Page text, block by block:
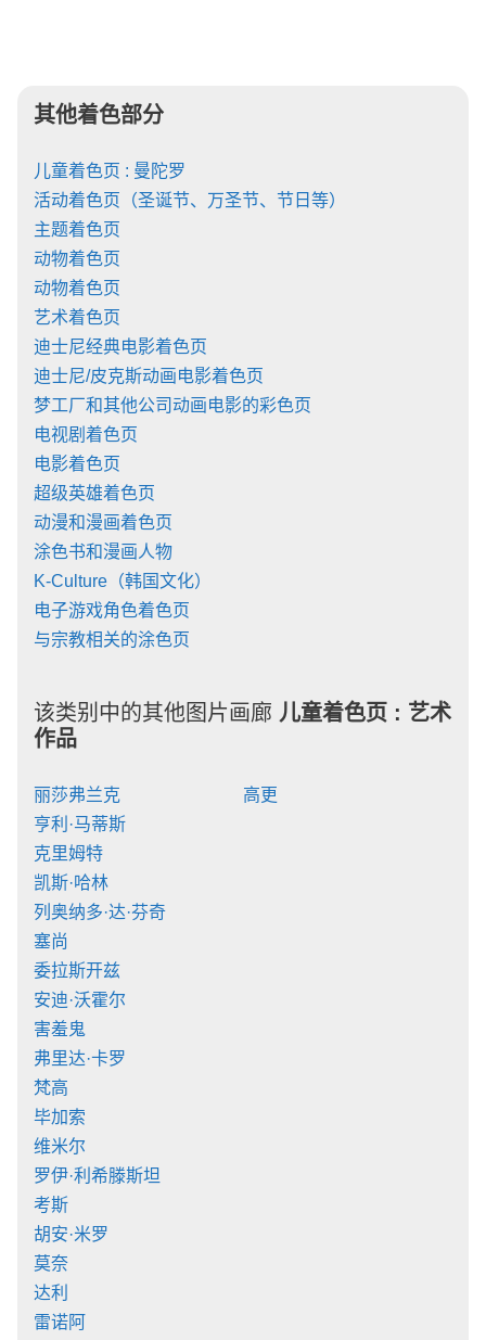
其他着色部分
儿童着色页 : 曼陀罗
活动着色页（圣诞节、万圣节、节日等）
主题着色页
动物着色页
动物着色页
艺术着色页
迪士尼经典电影着色页
迪士尼/皮克斯动画电影着色页
梦工厂和其他公司动画电影的彩色页
电视剧着色页
电影着色页
超级英雄着色页
动漫和漫画着色页
涂色书和漫画人物
K-Culture（韩国文化）
电子游戏角色着色页
与宗教相关的涂色页
该类别中的其他图片画廊 儿童着色页 : 艺术
作品
丽莎弗兰克
亨利·马蒂斯
克里姆特
凯斯·哈林
列奥纳多·达·芬奇
塞尚
委拉斯开兹
安迪·沃霍尔
害羞鬼
弗里达·卡罗
梵高
毕加索
维米尔
罗伊·利希滕斯坦
考斯
胡安·米罗
莫奈
达利
雷诺阿
高更